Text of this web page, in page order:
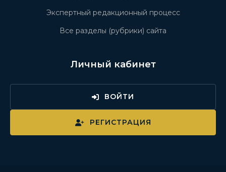
Экспертный редакционный процесс
Все разделы (рубрики) сайта
Личный кабинет
ВОЙТИ
РЕГИСТРАЦИЯ